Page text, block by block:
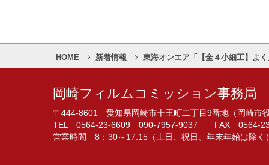
HOME 新着情報 東海オンエア「【全４小細工】よ
岡崎フィルムコミッション事務局
〒444-8601 愛知県岡崎市十王町二丁目9番地（岡崎市
TEL 0564-23-6609 090-7957-9037 FAX 0564-
営業時間 8：30～17:15（土日、祝日、年末年始は除く